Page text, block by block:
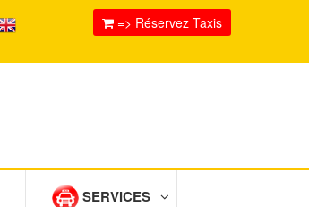
=> Réservez Taxis
SERVICES